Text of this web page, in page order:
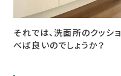
それでは、洗面所のクッシ
べば良いのでしょうか？